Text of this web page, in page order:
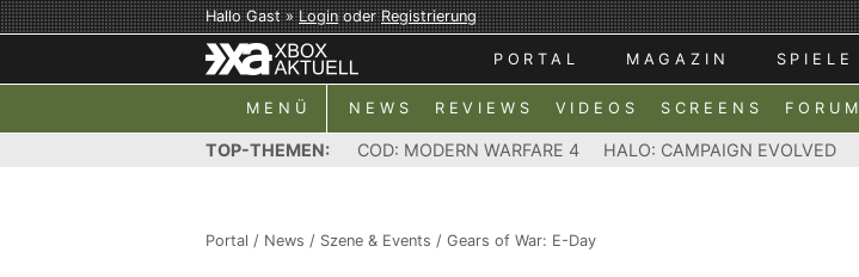
Hallo Gast »LoginoderRegistrierung
PORTAL MAGAZIN SPIELE
MENÜ NEWS REVIEWS VIDEOS SCREENS FORUM
TOP-THEMEN: COD: MODERN WARFARE 4 HALO: CAMPAIGN EVOLVED
Portal / News / Szene & Events / Gears of War: E-Day